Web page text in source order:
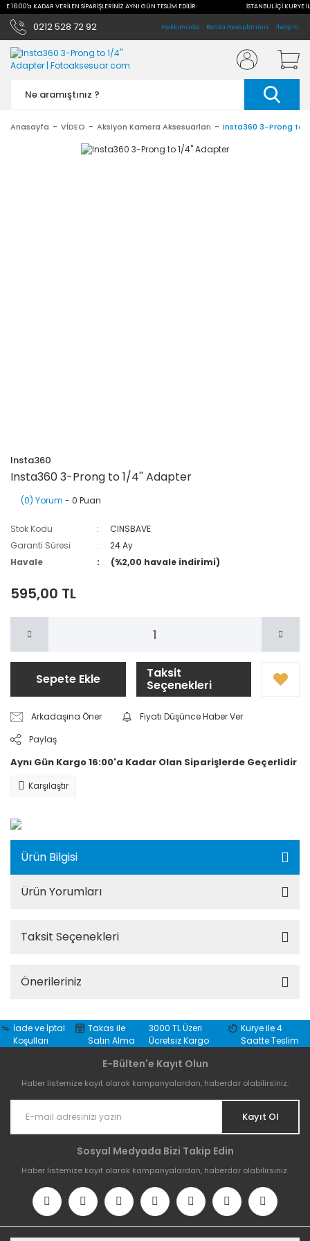
16:00'a KADAR VERİLEN SİPARİŞLERİNİZ AYNI GÜN TESLİM EDİLİR. İSTANBUL İÇİ KURYE
0212 528 72 92 Hakkımızda Banka Hesaplarımız İletişim
Anasayfa VİDEO Aksiyon Kamera Aksesuarları Insta360 3-Prong to
Insta360
Insta360 3-Prong to 1/4'' Adapter
(0) Yorum - 0 Puan
Stok Kodu
CINSBAVE
Garanti Süresi
24 Ay
Havale
(%2,00 havale indirimi)
595,00 TL
Sepete Ekle Taksit
Seçenekleri
Arkadaşına Öner
Fiyatı Düşünce Haber Ver
Paylaş
Aynı Gün Kargo 16:00'a Kadar Olan Siparişlerde Geçerlidir
Karşılaştır
Ürün Bilgisi
Ürün Yorumları
Taksit Seçenekleri
Önerileriniz
İade ve İptal
Koşulları
Takas ile
Satın Alma
3000 TL Üzeri
Ücretsiz Kargo
Kurye ile 4
Saatte Teslim
E-Bülten'e Kayıt Olun
Haber listemize kayıt olarak kampanyalardan, haberdar olabilirsiniz.
Kayıt Ol
Sosyal Medyada Bizi Takip Edin
Haber listemize kayıt olarak kampanyalardan, haberdar olabilirsiniz.